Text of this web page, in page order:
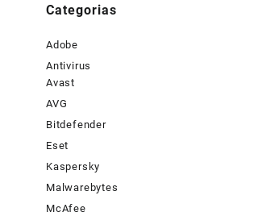
Categorias
Adobe
Antivirus
Avast
AVG
Bitdefender
Eset
Kaspersky
Malwarebytes
McAfee